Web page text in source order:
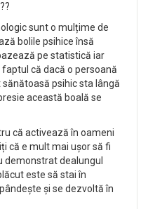
sunt o mulțime de
bolile psihice însă
pe statistică iar
că dacă o persoană
psihic sta lângă
această boală se
că activează în oameni
că e mult mai ușor să fi
demonstrat dealungul
este să stai în
și se dezvoltă în